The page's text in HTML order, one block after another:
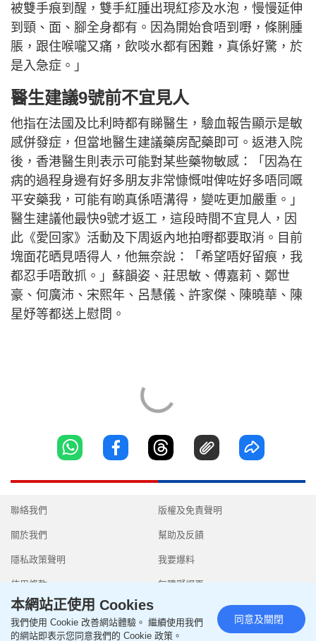
被雙手痕到醒，雙手紅腫出現紅疹及水泡，慢慢延伸
到頸、面、腳全身都有。因為開始食唔到嘢，條脷腫
脹，跟住喉嚨又痛，飲啖水都有困難，真係好驚，於
是入急症。」
醫生建議9號前不宜見人
他指在法國及比利時都有睇醫生，驗血報告顯示是敏
感併發症，但當地醫生建議藥房配藥即可。返港入院
後，香港醫生則表示可能對某些藥物敏感：「因為在
病的過程身邊有好多朋友非常慷慨咁俾咗好多唔同嘅
平安藥我，可能有啲真係唔溝得，變咗更加嚴重。」
醫生建議他最快9號才返工，這段時間不宜見人，因
此《愛回家》活動及下周返內地拍嘢都要取消。目前
塊面花晒見唔得人，他無奈說：「希望唔好留痕，我
都忍手唔敢抓。」蘇韻姿、莊思敏、傅嘉莉、鄭世
豪、何廣沛、宋熙年、呂慧儀、許家傑、陳曉華、陳
星妤等都送上慰問。
聯絡我們
關於我們
隱私政策聲明
使用條款
版權及免責聲明
幫助及反饋
我要爆料
無障礙網頁
本網站正使用 Cookies
我們使用 Cookie 改善網站體驗。 繼續使用我們
的網站即表示您同意我們的 Cookie 政策。
同意及關閉